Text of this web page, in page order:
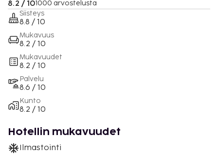
8.2 / 101000 arvostelusta
Siisteys
8.8 / 10
Mukavuus
8.2 / 10
Mukavuudet
8.2 / 10
Palvelu
8.6 / 10
Kunto
8.2 / 10
Hotellin mukavuudet
Ilmastointi